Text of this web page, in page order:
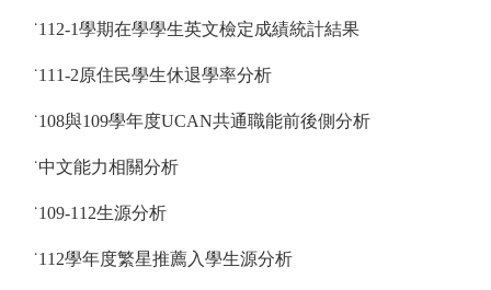
˙112-1學期在學學生英文檢定成績統計結果
˙111-2原住民學生休退學率分析
˙108與109學年度UCAN共通職能前後側分析
˙中文能力相關分析
˙109-112生源分析
˙112學年度繁星推薦入學生源分析